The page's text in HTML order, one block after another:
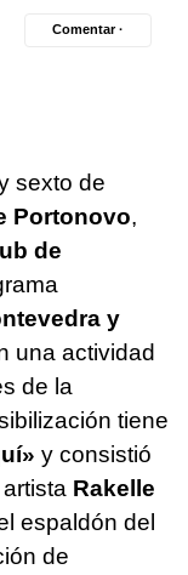
Comentar ·
sexto de
Portonovo,
de
y
una actividad
de la
tiene
y consistió
Rakelle
espaldón del
de